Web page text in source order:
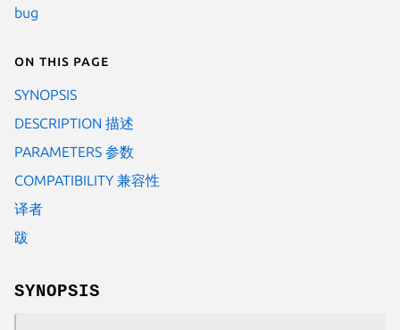
bug
On this page
SYNOPSIS
DESCRIPTION 描述
PARAMETERS 参数
COMPATIBILITY 兼容性
译者
跋
SYNOPSIS